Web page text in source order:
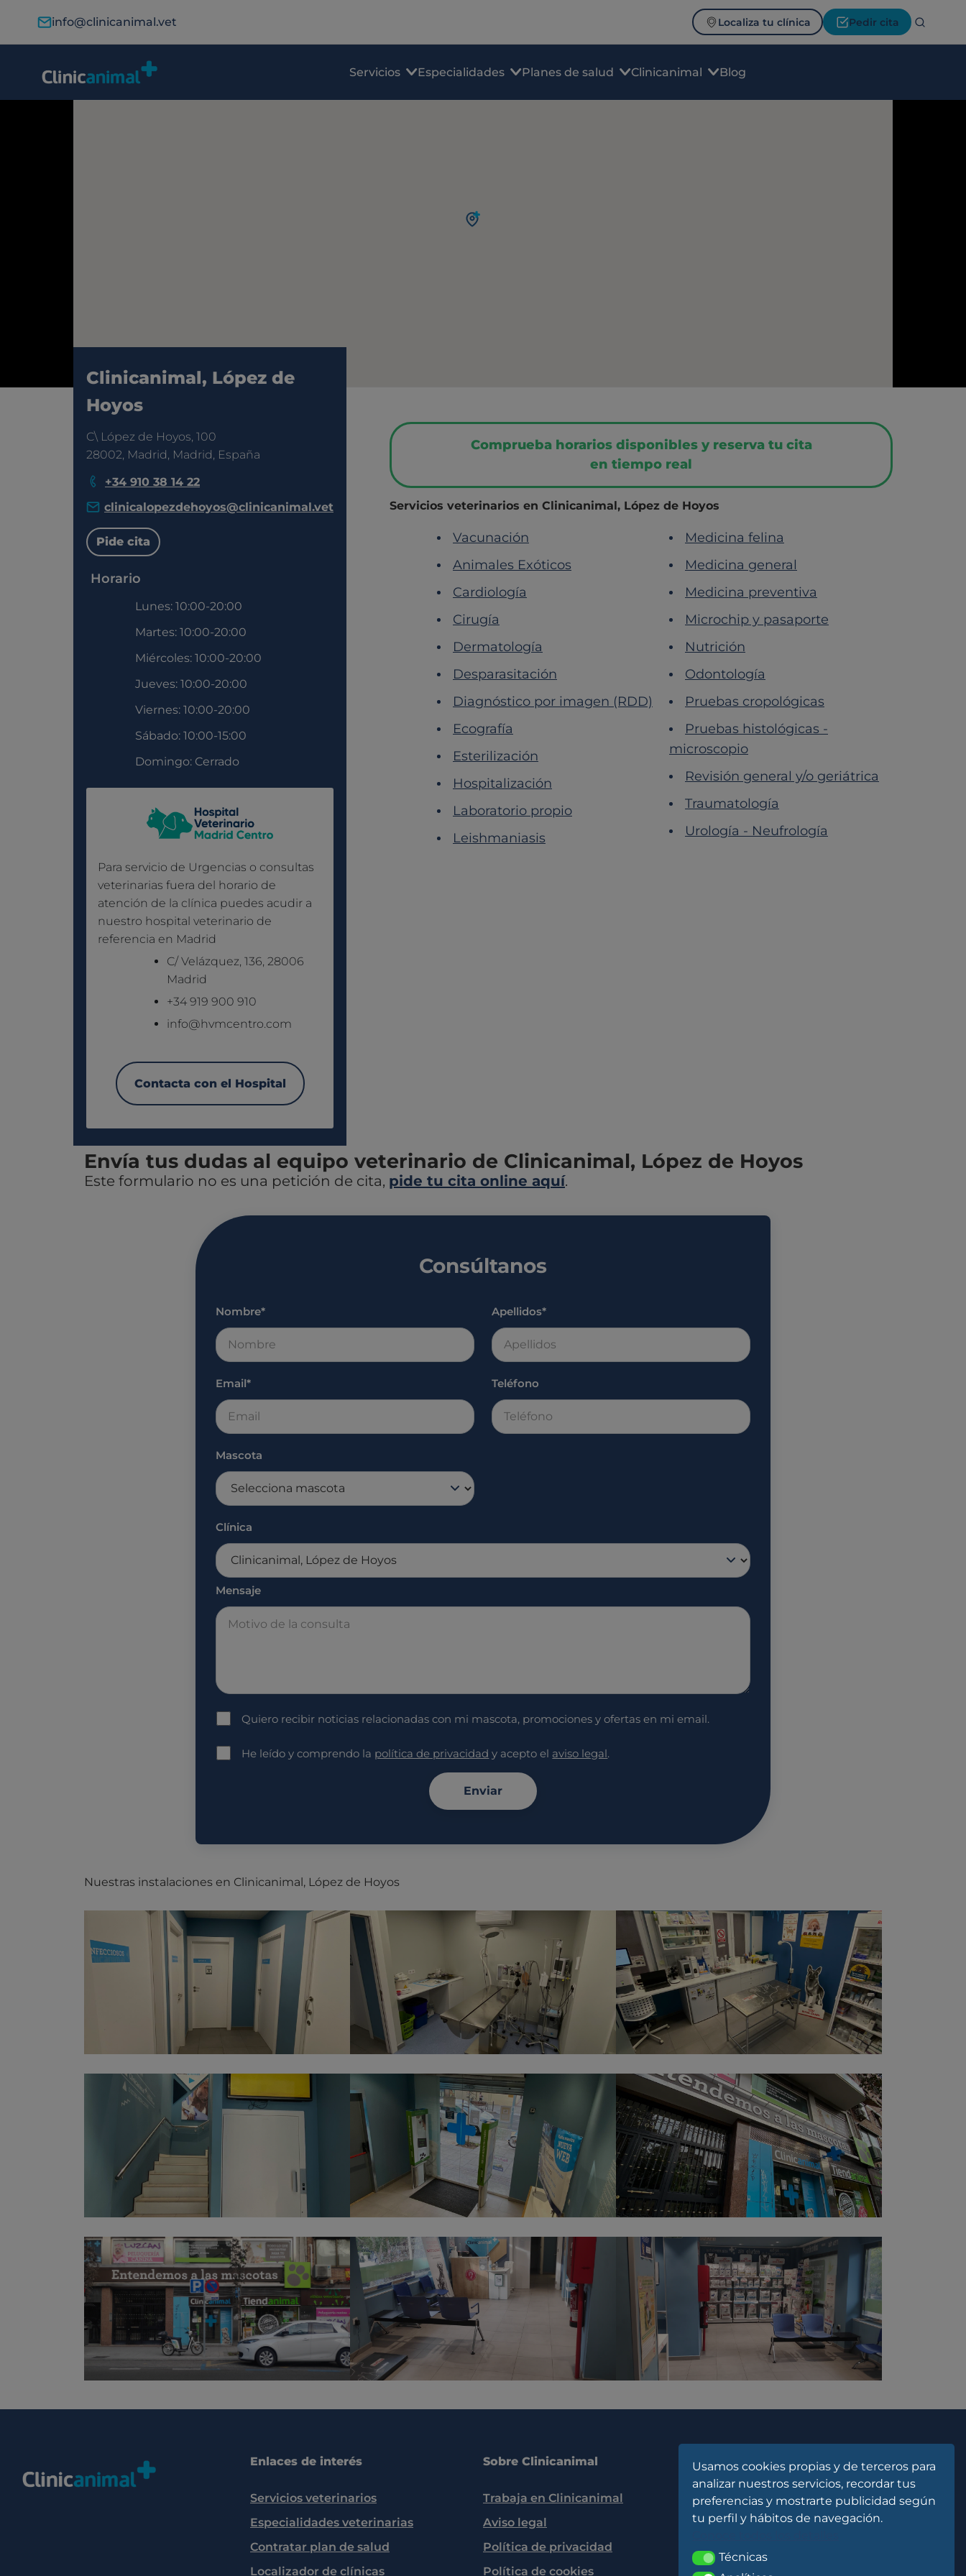
info@clinicanimal.vet Localiza tu clínica Pedir cita
Servicios Especialidades Planes de salud Clinicanimal Blog
Clinicanimal, López de
Hoyos
C\ López de Hoyos, 100
28002, Madrid, Madrid, España
+34 910 38 14 22
clinicalopezdehoyos@clinicanimal.vet
Pide cita
Horario
Lunes: 10:00-20:00
Martes: 10:00-20:00
Miércoles: 10:00-20:00
Jueves: 10:00-20:00
Viernes: 10:00-20:00
Sábado: 10:00-15:00
Domingo: Cerrado
Para servicio de Urgencias o consultas
veterinarias fuera del horario de
atención de la clínica puedes acudir a
nuestro hospital veterinario de
referencia en Madrid
C/ Velázquez, 136, 28006
Madrid
+34 919 900 910
info@hvmcentro.com
Contacta con el Hospital
Comprueba horarios disponibles y reserva tu cita
en tiempo real
Servicios veterinarios en Clinicanimal, López de Hoyos
Vacunación
Animales Exóticos
Cardiología
Cirugía
Dermatología
Desparasitación
Diagnóstico por imagen (RDD)
Ecografía
Esterilización
Hospitalización
Laboratorio propio
Leishmaniasis
Medicina felina
Medicina general
Medicina preventiva
Microchip y pasaporte
Nutrición
Odontología
Pruebas cropológicas
Pruebas histológicas -
microscopio
Revisión general y/o geriátrica
Traumatología
Urología - Neufrología
Envía tus dudas al equipo veterinario de Clinicanimal, López de Hoyos
Este formulario no es una petición de cita, pide tu cita online aquí.
Consúltanos
Nombre* Apellidos*
Email* Teléfono
Mascota
Clínica
Mensaje
Quiero recibir noticias relacionadas con mi mascota, promociones y ofertas en mi email.
He leído y comprendo la política de privacidad y acepto el aviso legal.
Enviar
Nuestras instalaciones en Clinicanimal, López de Hoyos
Enlaces de interés
Servicios veterinarios
Especialidades veterinarias
Contratar plan de salud
Localizador de clínicas
Sobre Clinicanimal
Trabaja en Clinicanimal
Aviso legal
Política de privacidad
Política de cookies
Contacta con nosotros
info@clinicanimal.vet
Usamos cookies propias y de terceros para
analizar nuestros servicios, recordar tus
preferencias y mostrarte publicidad según
tu perfil y hábitos de navegación.
TécnicasTécnicas